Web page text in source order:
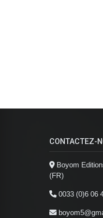
CONTACTEZ-
Boyom
(FR)
0033 (0)6 06